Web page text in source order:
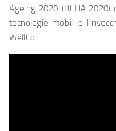
Ageing 2020 (BFHA
tecnologie mobili e
WellCo.